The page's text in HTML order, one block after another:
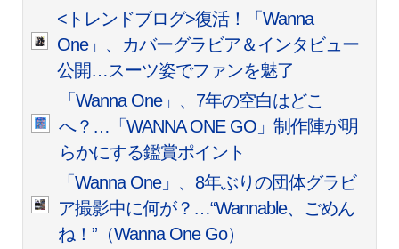
<トレンドブログ>復活！「Wanna
One」、カバーグラビア＆インタビュー
公開…スーツ姿でファンを魅了
「Wanna One」、7年の空白はどこ
へ？…「WANNA ONE GO」制作陣が明
らかにする鑑賞ポイント
「Wanna One」、8年ぶりの団体グラビ
ア撮影中に何が？…“Wannable、ごめん
ね！”（Wanna One Go）